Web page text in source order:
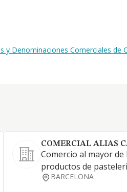
Denominaciones Comerciales de
COMERCIAL ALIAS
Comercio al mayor de
productos de
BARCELONA